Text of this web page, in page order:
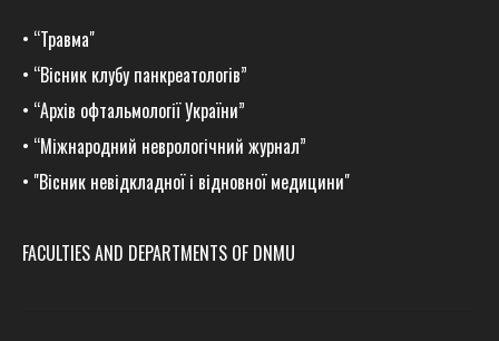
• “Травма"
• “Вісник клубу панкреатологів”
• “Архів офтальмології України”
• “Міжнародний неврологічний журнал”
• "Вісник невідкладної і відновної медицини"
FACULTIES AND DEPARTMENTS OF DNMU